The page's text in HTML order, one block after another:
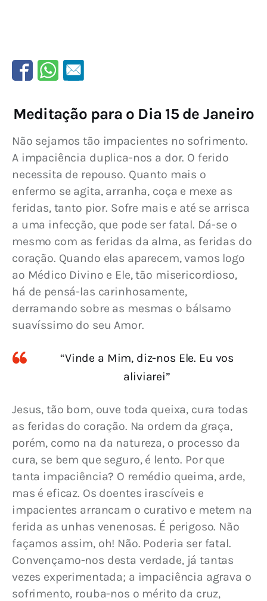
Meditação para o Dia 15 de Janeiro
Não sejamos tão impacientes no sofrimento.
A impaciência duplica-nos a dor. O ferido
necessita de repouso. Quanto mais o
enfermo se agita, arranha, coça e mexe as
feridas, tanto pior. Sofre mais e até se arrisca
a uma infecção, que pode ser fatal. Dá-se o
mesmo com as feridas da alma, as feridas do
coração. Quando elas aparecem, vamos logo
ao Médico Divino e Ele, tão misericordioso,
há de pensá-las carinhosamente,
derramando sobre as mesmas o bálsamo
suavíssimo do seu Amor.
“Vinde a Mim, diz-nos Ele. Eu vos
aliviarei”
Jesus, tão bom, ouve toda queixa, cura todas
as feridas do coração. Na ordem da graça,
porém, como na da natureza, o processo da
cura, se bem que seguro, é lento. Por que
tanta impaciência? O remédio queima, arde,
mas é eficaz. Os doentes irascíveis e
impacientes arrancam o curativo e metem na
ferida as unhas venenosas. É perigoso. Não
façamos assim, oh! Não. Poderia ser fatal.
Convençamo-nos desta verdade, já tantas
vezes experimentada; a impaciência agrava o
sofrimento, rouba-nos o mérito da cruz,